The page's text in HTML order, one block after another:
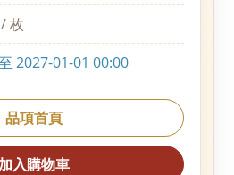
枚
2027-01-01 00:00
品項首頁
加入購物車